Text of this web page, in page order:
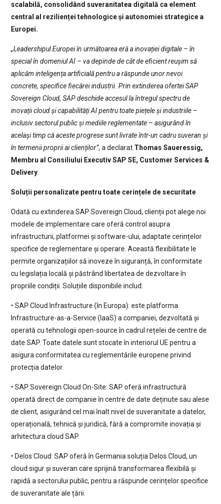
scalabilă, consolidând suveranitatea digitală ca element
central al rezilienței tehnologice și autonomiei strategice a
Europei.
„Leadershipul Europei în următoarea eră a inovației digitale – în
special în domeniul AI – va depinde de cât de eficient reușim să
aplicăm inteligența artificială pentru a răspunde unor nevoi
concrete, specifice fiecărei industrii. Prin extinderea ofertei SAP
Sovereign Cloud, SAP deschide accesul la întregul spectru de
inovații cloud și capabilități AI pentru toate piețele și industriile –
inclusiv sectorul public și mediile reglementate – asigurând în
același timp că aceste progrese sunt livrate într-un cadru suveran și
în termenii proprii ai clienților”, a declarat Thomas Saueressig,
Membru al Consiliului Executiv SAP SE, Customer Services &
Delivery.
Soluții personalizate pentru toate cerințele de securitate
Odată cu extinderea SAP Sovereign Cloud, clienții pot alege noi
modele de implementare care oferă control asupra
infrastructurii, platformei și software-ului, adaptate cerințelor
specifice de reglementare și operare. Această flexibilitate le
permite organizațiilor să inoveze în siguranță, în conformitate
cu legislația locală și păstrând libertatea de dezvoltare în
propriile condiții. Soluțiile disponibile includ:
• SAP Cloud Infrastructure (în Europa): este platforma
Infrastructure-as-a-Service (IaaS) a companiei, dezvoltată și
operată cu tehnologii open-source în cadrul rețelei de centre de
date SAP. Toate datele sunt stocate în interiorul UE pentru a
asigura conformitatea cu reglementările europene privind
protecția datelor.
• SAP Sovereign Cloud On-Site: SAP oferă infrastructură
operată direct de companie în centre de date deținute sau alese
de client, asigurând cel mai înalt nivel de suveranitate a datelor,
operațională, tehnică și juridică, fără a compromite inovația și
arhitectura cloud SAP.
• Delos Cloud: SAP oferă în Germania soluția Delos Cloud, un
cloud sigur și suveran care sprijină transformarea flexibilă și
rapidă a sectorului public, pentru a răspunde cerințelor specifice
de suveranitate ale țării.